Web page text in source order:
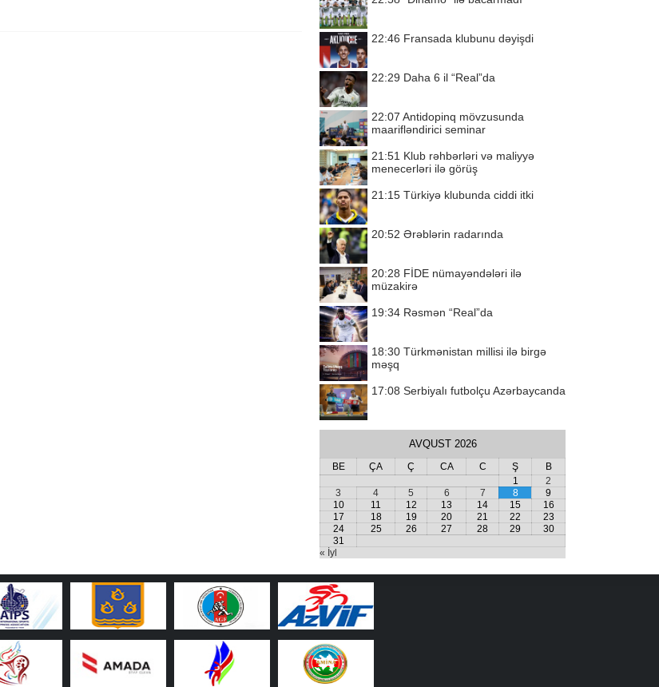
22:46 Fransada klubunu dəyişdi
22:29 Daha 6 il “Real”da
22:07 Antidopinq mövzusunda
maarifləndirici seminar
21:51 Klub rəhbərləri və maliyyə
menecerləri ilə görüş
21:15 Türkiyə klubunda ciddi itki
20:52 Ərəblərin radarında
20:28 FİDE nümayəndələri ilə
müzakirə
19:34 Rəsmən “Real”da
18:30 Türkmənistan millisi ilə birgə
məşq
17:08 Serbiyalı futbolçu Azərbaycanda
AVQUST 2026
BE ÇA Ç CA C Ş
B
1
2
3
4 5 6 7 8
9
10
11 12 13 14 15
16
17
18 19 20 21 22
23
24
25 26 27 28 29
30
31
« İyl